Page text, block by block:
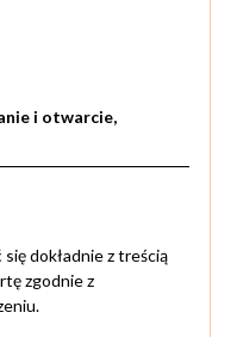
i otwarcie,
dokładnie z treścią
zgodnie z